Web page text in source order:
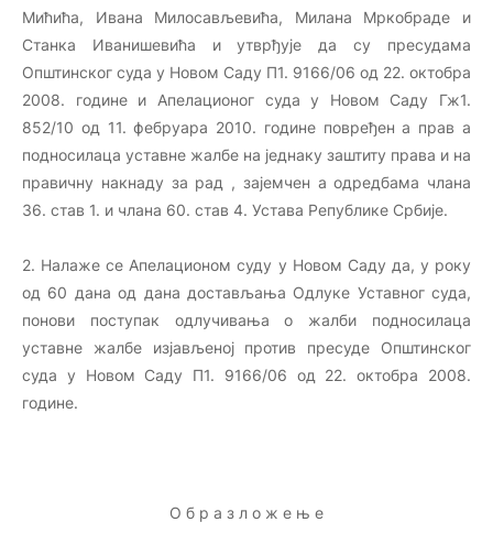
Мићића, Ивана Милосављевића, Милана Мркобраде и
Станка Иванишевића и утврђује да су пресудама
Општинског суда у Новом Саду П1. 9166/06 од 22. октобра
2008. године и Апелационог суда у Новом Саду Гж1.
852/10 од 11. фебруара 2010. године повређен а прав а
подносилаца уставне жалбе на једнаку заштиту права и на
правичну накнаду за рад , зајемчен а одредбама члана
36. став 1. и члана 60. став 4. Устава Републике Србије.
2. Налаже се Апелационом суду у Новом Саду да, у року
од 60 дана од дана достављања Одлуке Уставног суда,
понови поступак одлучивања о жалби подносилаца
уставне жалбе изјављеној против пресуде Општинског
суда у Новом Саду П1. 9166/06 од 22. октобра 2008.
године.
О б р а з л о ж е њ е